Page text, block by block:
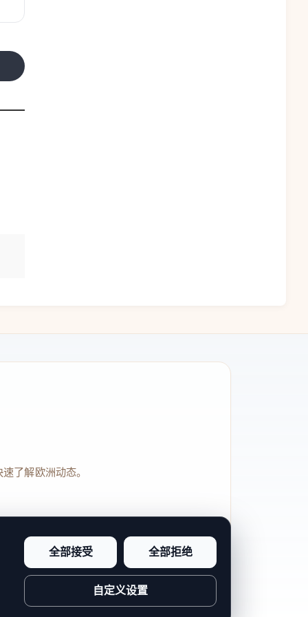
了解欧洲动态。
感和站点完整度。
全部接受 全部拒绝
自定义设置